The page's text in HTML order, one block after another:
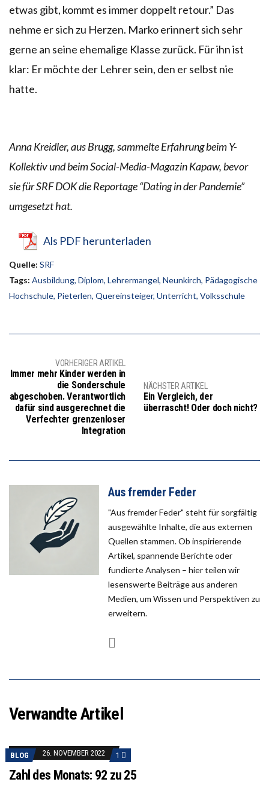
etwas gibt, kommt es immer doppelt retour.” Das
nehme er sich zu Herzen. Marko erinnert sich sehr
gerne an seine ehemalige Klasse zurück. Für ihn ist
klar: Er möchte der Lehrer sein, den er selbst nie
hatte.
Anna Kreidler, aus Brugg, sammelte Erfahrung beim Y-
Kollektiv und beim Social-Media-Magazin Kapaw, bevor
sie für SRF DOK die Reportage “Dating in der Pandemie”
umgesetzt hat.
Als PDF herunterladen
Quelle: SRF
Tags: Ausbildung, Diplom, Lehrermangel, Neunkirch, Pädagogische
Hochschule, Pieterlen, Quereinsteiger, Unterricht, Volksschule
VORHERIGER ARTIKEL
Immer mehr Kinder werden in
die Sonderschule
abgeschoben. Verantwortlich
dafür sind ausgerechnet die
Verfechter grenzenloser
Integration
NÄCHSTER ARTIKEL
Ein Vergleich, der
überrascht! Oder doch nicht?
Aus fremder Feder
"Aus fremder Feder" steht für sorgfältig
ausgewählte Inhalte, die aus externen
Quellen stammen. Ob inspirierende
Artikel, spannende Berichte oder
fundierte Analysen – hier teilen wir
lesenswerte Beiträge aus anderen
Medien, um Wissen und Perspektiven zu
erweitern.
Verwandte Artikel
BLOG 26. NOVEMBER 2022 1
Zahl des Monats: 92 zu 25